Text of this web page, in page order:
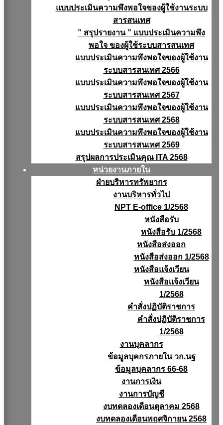
แบบประเมินความพึงพอใจของผู้ใช้งานระบบ
สารสนเทศ
” สรุปรายงาน ” แบบประเมินความพึง
พอใจ ของผู้ใช้ระบบสารสนเทศ
แบบประเมินความพึงพอใจของผู้ใช้งาน
ระบบสารสนเทศ 2566
แบบประเมินความพึงพอใจของผู้ใช้งาน
ระบบสารสนเทศ 2567
แบบประเมินความพึงพอใจของผู้ใช้งาน
ระบบสารสนเทศ 2568
แบบประเมินความพึงพอใจของผู้ใช้งาน
ระบบสารสนเทศ 2569
สรุปผลการประเมินคุณ ITA 2568
หน่วยงานภายใน
ฝ่ายบริหารทรัพยากร
งานบริหารทั่วไป
NPT E-office 1/2568
หนังสือรับ
หนังสือรับ 1/2568
หนังสือส่งออก
หนังสือส่งออก 1/2568
หนังสือแจ้งเวียน
หนังสือเเจ้งเวียน
1/2568
คำสั่งปฏิบัติราชการ
คำสั่งปฏิบัติราชการ
1/2568
งานบุคลากร
ข้อมูลบุคกรภายใน วก.นฐ
ข้อมูลบุคลากร 66-68
งานการเงิน
งานการบัญชี
งบทดลองเดือนตุลาคม 2568
งบทดลองเดือนพฤศจิกายน 2568